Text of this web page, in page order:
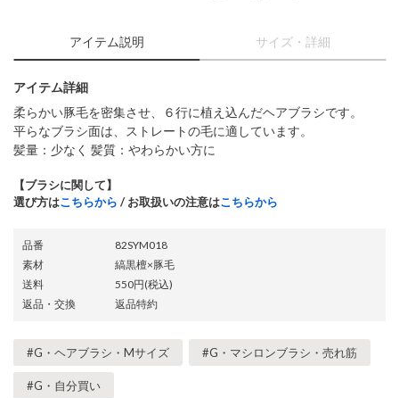
アイテム説明 サイズ・詳細
アイテム詳細
柔らかい豚毛を密集させ、６行に植え込んだヘアブラシです。
平らなブラシ面は、ストレートの毛に適しています。
髪量：少なく 髪質：やわらかい方に
【ブラシに関して】
選び方はこちらから / お取扱いの注意はこちらから
品番
82SYM018
素材
縞黒檀×豚毛
送料
550円(税込)
返品・交換
返品特約
#G・ヘアブラシ・Mサイズ #G・マシロンブラシ・売れ筋
#G・自分買い